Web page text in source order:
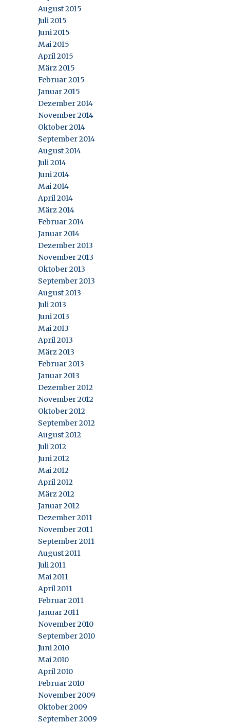
August 2015
Juli 2015
Juni 2015
Mai 2015
April 2015
März 2015
Februar 2015
Januar 2015
Dezember 2014
November 2014
Oktober 2014
September 2014
August 2014
Juli 2014
Juni 2014
Mai 2014
April 2014
März 2014
Februar 2014
Januar 2014
Dezember 2013
November 2013
Oktober 2013
September 2013
August 2013
Juli 2013
Juni 2013
Mai 2013
April 2013
März 2013
Februar 2013
Januar 2013
Dezember 2012
November 2012
Oktober 2012
September 2012
August 2012
Juli 2012
Juni 2012
Mai 2012
April 2012
März 2012
Januar 2012
Dezember 2011
November 2011
September 2011
August 2011
Juli 2011
Mai 2011
April 2011
Februar 2011
Januar 2011
November 2010
September 2010
Juni 2010
Mai 2010
April 2010
Februar 2010
November 2009
Oktober 2009
September 2009